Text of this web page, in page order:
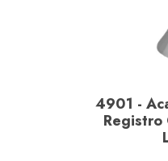
4901 -
Registro